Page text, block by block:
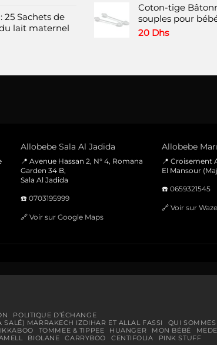
produit
25 Sachets de
lait maternel
Coton-tige
souples pour
20 Dhs
Allobebe Sala Al Jadida
📍 Avenue Hassan 2, N° 4, Romana
Garden 34 B,
Sala Al Jadida
☎️ 0703195999
🔗 Voir sur Google Maps
Allobebe
📍 Croisement
El Mansour
☎️ 0659321545
🔗 Voir sur Waze
POLITIQUE D’ÉCHANGE
MARRAKECH IZDIHAR ET ALLAL FASSI
QUI
TOMMEE & TIPPEE HUANGER MON BÉBÉ
BIOLANE CARRYBOO CENTIFOLIA PINK STUFF